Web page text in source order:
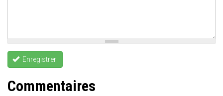
Enregistrer
Commentaires